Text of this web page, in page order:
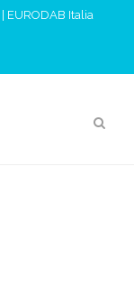
EURODAB Italia